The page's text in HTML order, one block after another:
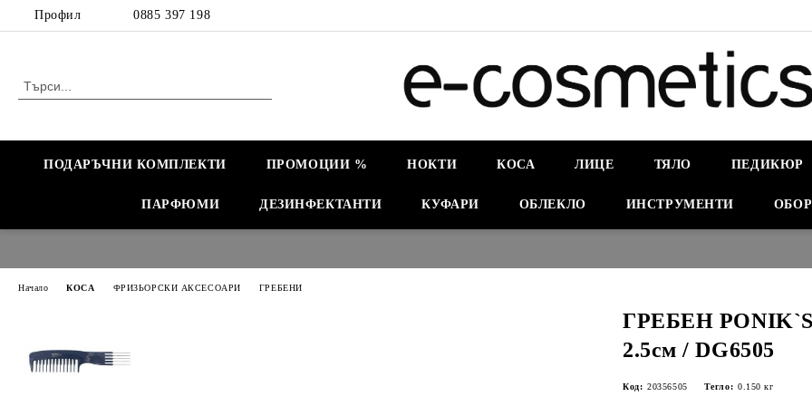
Профил 0885 397 198
ПОДАРЪЧНИ КОМПЛЕКТИ ПРОМОЦИИ % НОКТИ КОСА ЛИЦЕ ТЯЛО ПЕДИКЮР
ПАРФЮМИ ДЕЗИНФЕКТАНТИ КУФАРИ ОБЛЕКЛО ИНСТРУМЕНТИ
Начало КОСА ФРИЗЬОРСКИ АКСЕСОАРИ ГРЕБЕНИ
ГРЕБЕН
2.5см / DG6505
Код: 20356505 Тегло: 0.150 кг